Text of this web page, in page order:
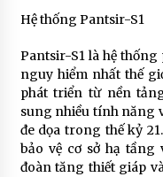
Hệ thống Pantsir-S1
Pantsir-S1 là hệ
nguy hiểm nhất thế
phát triển từ nền
sung nhiều tính năng
đe dọa trong thế kỷ
bảo vệ cơ sở hạ
đoàn tăng thiết giáp